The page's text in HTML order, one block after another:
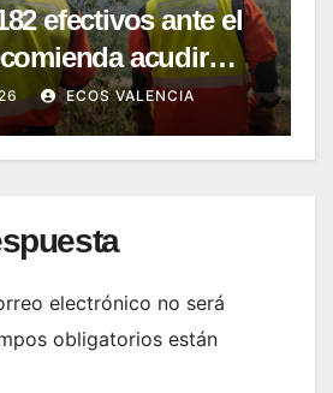
efectivos ante el
acudir
a zonas habilitadas
ECOS VALENCIA
electrónico no será
obligatorios están